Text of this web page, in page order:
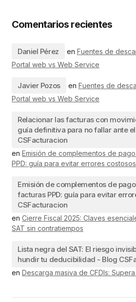
Comentarios recientes
Daniel Pérez en Fuentes de
Portal web vs Web Service
Javier Pozos en Fuentes de
Portal web vs Web Service
Relacionar las facturas con
guía definitiva para no fallar ante
CSFacturacion
en Emisión de complementos de
PPD: guía para evitar errores costosos
Emisión de complementos de
facturas PPD: guía para evitar
CSFacturacion
en Cierre Fiscal 2025: Claves
SAT sin contratiempos
Lista negra del SAT: El riesgo
hundir tu deducibilidad - Blog
en Descarga masiva de CFDIs: